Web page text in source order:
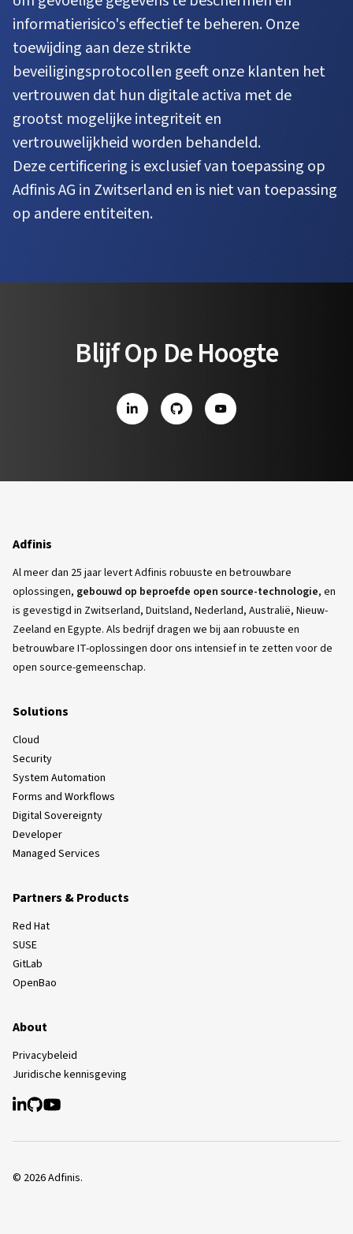
informatierisico's effectief te beheren. Onze
toewijding aan deze strikte
beveiligingsprotocollen geeft onze klanten het
vertrouwen dat hun digitale activa met de
grootst mogelijke integriteit en
vertrouwelijkheid worden behandeld.
Deze certificering is exclusief van toepassing op
Adfinis AG in Zwitserland en is niet van toepassing
op andere entiteiten.
Blijf Op De Hoogte
LinkedInGitHub YouTube
Adfinis
Al meer dan 25 jaar levert Adfinis robuuste en betrouwbare
oplossingen, gebouwd op beproefde open source-technologie, en
is gevestigd in Zwitserland, Duitsland, Nederland, Australië, Nieuw-
Zeeland en Egypte. Als bedrijf dragen we bij aan robuuste en
betrouwbare IT-oplossingen door ons intensief in te zetten voor de
open source-gemeenschap.
Solutions
Cloud
Security
System Automation
Forms and Workflows
Digital Sovereignty
Developer
Managed Services
Partners & Products
Red Hat
SUSE
GitLab
OpenBao
About
Privacybeleid
Juridische kennisgeving
© 2026Adfinis.